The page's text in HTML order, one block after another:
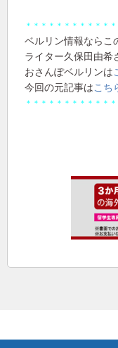
＊＊＊＊＊＊＊＊＊＊＊
ベルリン情報ならこ
ライター久保田由希
おさんぽベルリンは
今回の元記事はこち
＊＊＊＊＊＊＊＊＊＊＊